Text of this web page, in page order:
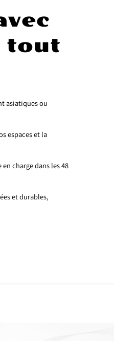
tout
asiatiques ou
espaces et la
charge dans les 48
et durables,